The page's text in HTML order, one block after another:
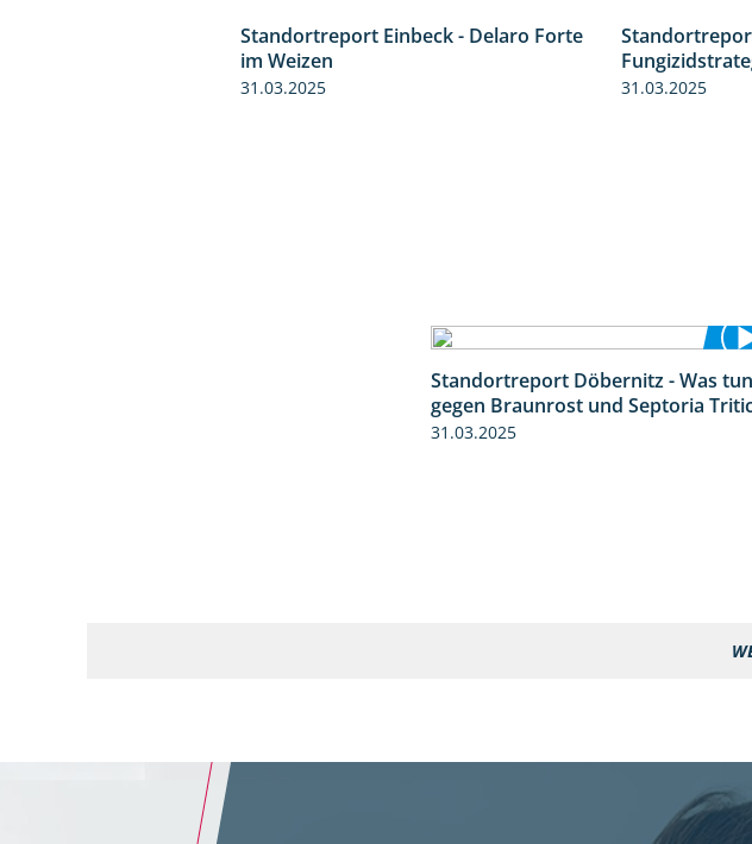
Standortreport Einbeck - Delaro Forte
im Weizen
31.03.2025
3:36
Standortreport Döbernitz - Was tun
gegen Braunrost und Septoria
31.03.2025